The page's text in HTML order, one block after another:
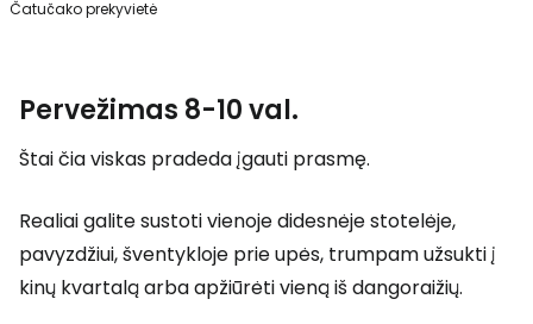
Čatučako prekyvietė
Pervežimas 8-10 val.
Štai čia viskas pradeda įgauti prasmę.
Realiai galite sustoti vienoje didesnėje stotelėje,
pavyzdžiui, šventykloje prie upės, trumpam užsukti į
kinų kvartalą arba apžiūrėti vieną iš dangoraižių.